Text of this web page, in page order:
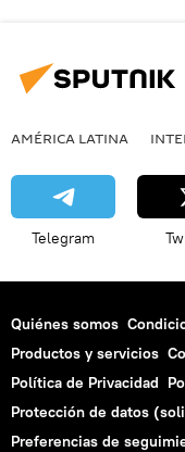
AMÉRICA LATINA
Telegram
Quiénes somos
Productos y servicios
Política de Privacidad
Protección de datos
Preferencias de